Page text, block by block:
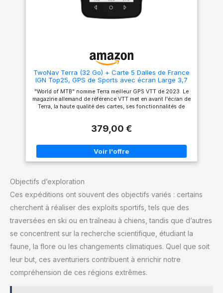
TwoNav Terra (32 Go) + Carte 5 Dalles de France
IGN Top25, GPS de Sports avec écran Large 3,7
"World of MTB" nomme Terra meilleur GPS VTT de 2023. Le
magazine allemand de référence VTT met en avant l'écran de
Terra, la haute qualité des cartes, ses fonctionnalités de
d'itinéraires et créez-les même vous-même point à point sur
parcours ne vous convainc pas, adaptez-le à vous en
modifiant son tracé, créez des bifurcations et des variantes.
Vous serez toujours en contrôle. La lumière intense du soleil
visibilité, vous y trouverez des chemins non balisés et
Caractéristiques : Réseaux satellites GPS, Galileo, Glonass,
BeiDou - Doubles technologies Bluetooth, Wi-Fi 5G, SBAS-
EGNOS - Dimensions 80 x 115 x 19 mm - Résolution 480 x
640 pixels (3.7'') - Poids 198 gr - Autonomie standard 15 h -
3 boutons en façade, 4 côtés - Port de communication
USB-C Inclut des cartes de la France de l'Institut
dalles), France IGN Topo 1:100.000 (tout le pays), France
IGN Topo 1:1.000.000 (tout le pays), OSM Monde, Relief 3D
Il comprend également : Abonnement au planificateur
d'itinéraire extérieur (logiciel Land), App de navegation (App
379,00 €
Objectifs d’exploration
Ces expéditions ont souvent des objectifs variés : certains
cherchent à réaliser des exploits sportifs, tels que des
traversées en ski ou en traîneau à chiens, tandis que d’autres
se concentrent sur la recherche scientifique, étudiant la
faune, la flore ou les changements climatiques. Quel que soit
leur but, ces aventuriers contribuent à enrichir notre
compréhension de ces régions extrêmes.